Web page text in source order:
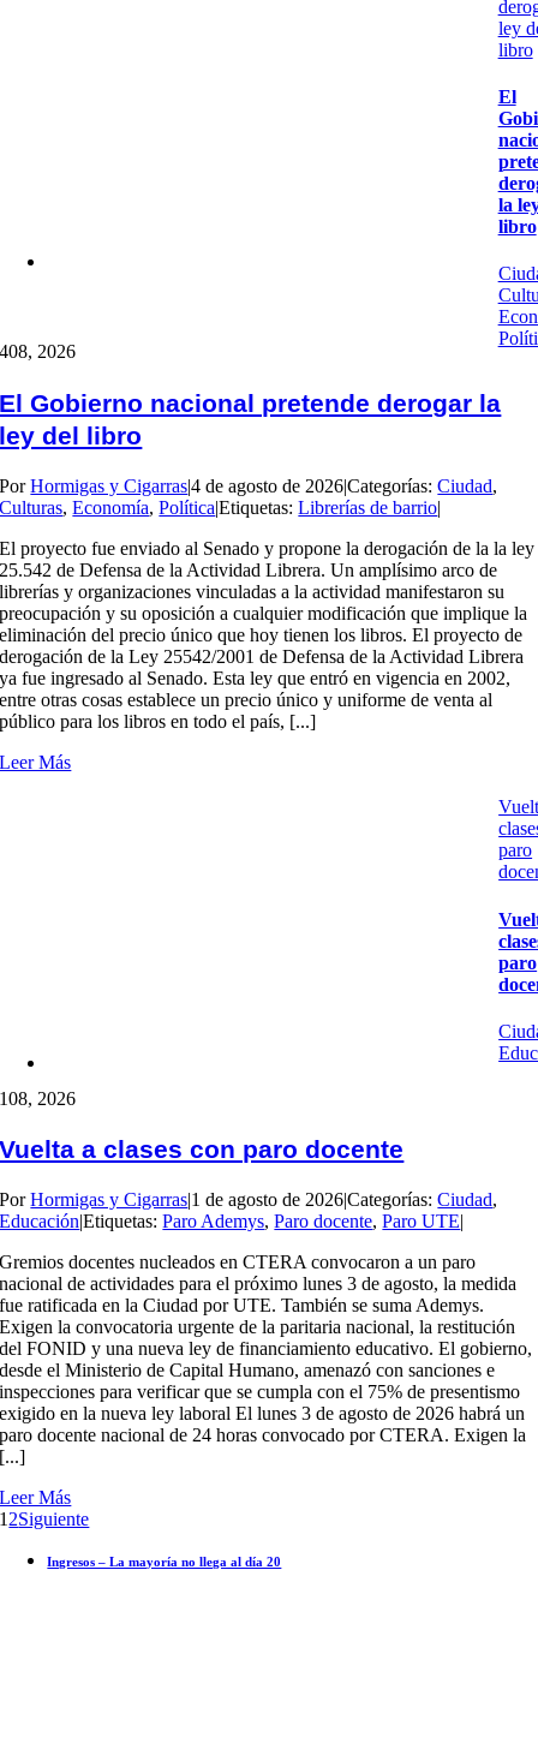
ley
libro
El
la
libro
408, 2026
El Gobierno nacional pretende derogar la
ley del libro
PorHormigas y Cigarras|4 de agosto de 2026|Categorías:Ciudad,
Culturas,Economía,Política|Etiquetas:Librerías de barrio|
El proyecto fue enviado al Senado y propone la derogación de la la ley
25.542 de Defensa de la Actividad Librera. Un amplísimo arco de
librerías y organizaciones vinculadas a la actividad manifestaron su
preocupación y su oposición a cualquier modificación que implique la
eliminación del precio único que hoy tienen los libros. El proyecto de
derogación de la Ley 25542/2001 de Defensa de la Actividad Librera
ya fue ingresado al Senado. Esta ley que entró en vigencia en 2002,
entre otras cosas establece un precio único y uniforme de venta al
público para los libros en todo el país, [...]
Leer Más
paro
paro
108, 2026
Vuelta a clases con paro docente
PorHormigas y Cigarras|1 de agosto de 2026|Categorías:Ciudad,
Educación|Etiquetas:Paro Ademys,Paro docente,Paro UTE|
Gremios docentes nucleados en CTERA convocaron a un paro
nacional de actividades para el próximo lunes 3 de agosto, la medida
fue ratificada en la Ciudad por UTE. También se suma Ademys.
Exigen la convocatoria urgente de la paritaria nacional, la restitución
del FONID y una nueva ley de financiamiento educativo. El gobierno,
desde el Ministerio de Capital Humano, amenazó con sanciones e
inspecciones para verificar que se cumpla con el 75% de presentismo
exigido en la nueva ley laboral El lunes 3 de agosto de 2026 habrá un
paro docente nacional de 24 horas convocado por CTERA. Exigen la
[...]
Leer Más
1 2Siguiente
Ingresos – La mayoría no llega al día 20